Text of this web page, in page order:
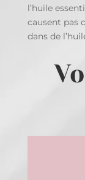
l’huile
causent pas
dans de